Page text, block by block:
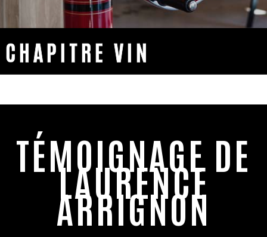
CHAPITRE VIN
TÉMOIGNAGE DE
LAURENCE
ARRIGNON